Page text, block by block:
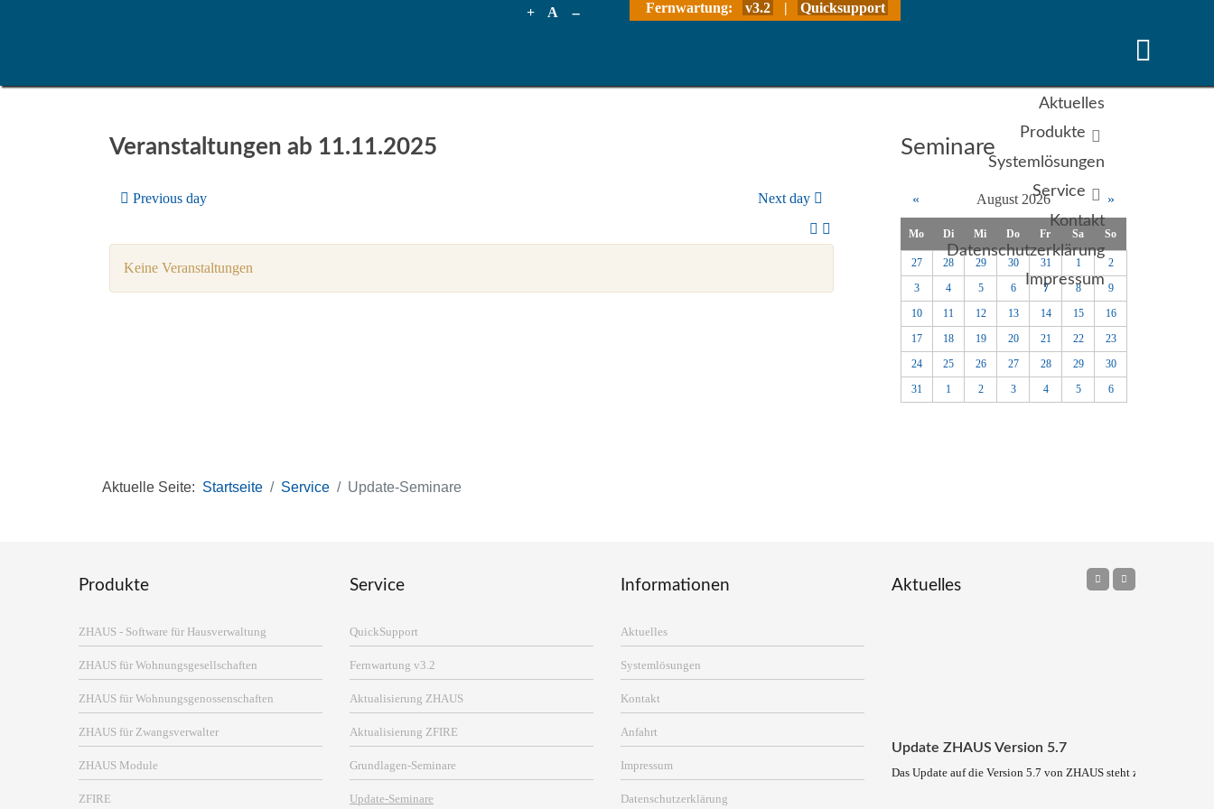
+ A -- Fernwartung: v3.2 | Quicksupport
Aktuelles
Produkte
Systemlösungen
Service
Kontakt
Datenschutzerklärung
Impressum
Veranstaltungen ab 11.11.2025
Previous day Next day
Keine Veranstaltungen
Seminare
« August 2026 »
Mo Di Mi Do Fr Sa So
27 28 29 30 31 1
2
3
4 5 6 7 8
9
10
11 12 13 14 15
16
17
18 19 20 21 22
23
24
25 26 27 28 29
30
31
1 2 3 4 5 6
Aktuelle Seite: Startseite Service Update-Seminare
Produkte
ZHAUS - Software für Hausverwaltung
ZHAUS für Wohnungsgesellschaften
ZHAUS für Wohnungsgenossenschaften
ZHAUS für Zwangsverwalter
ZHAUS Module
ZFIRE
Service
QuickSupport
Fernwartung v3.2
Aktualisierung ZHAUS
Aktualisierung ZFIRE
Grundlagen-Seminare
Update-Seminare
Informationen
Aktuelles
Systemlösungen
Kontakt
Anfahrt
Impressum
Datenschutzerklärung
Aktuelles
Update ZHAUS Version 5.7
Das Update auf die Version 5.7 von ZHAUS steht zum